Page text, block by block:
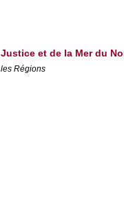
et de la Mer du
Régions